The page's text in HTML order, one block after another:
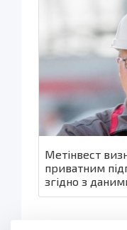
Метінвест
приватним
згідно з